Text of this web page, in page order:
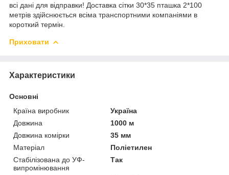
всі дані для відправки! Доставка сітки 30*35 пташка 2*100
метрів здійснюється всіма транспортними компаніями в
короткий термін.
Приховати
Характеристики
Основні
Країна виробник
Україна
Довжина
1000 м
Довжина комірки
35 мм
Матеріал
Поліетилен
Стабілізована до УФ-
випромінювання
Так